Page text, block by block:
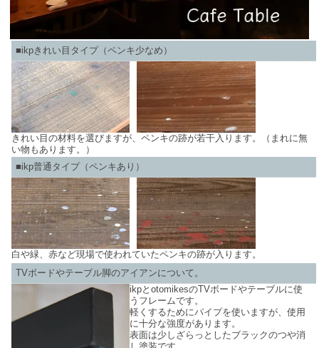
■ikpきれい目タイプ（ペンキ少なめ）
きれい目の材料を選びますが、ペンキの跡が若干入ります。（まれに無
い物もあります。）
■ikp普通タイプ（ペンキあり）
白や緑、赤など現場で使われていたペンキの跡が入ります。
TVボードやテーブル脚のアイアンについて。
ikpとotomikesのTVボードやテーブルに使
うフレームです。
軽くするためにパイプを使いますが、使用
に十分な強度があります。
表面は少しざらっとしたブラックのつや消